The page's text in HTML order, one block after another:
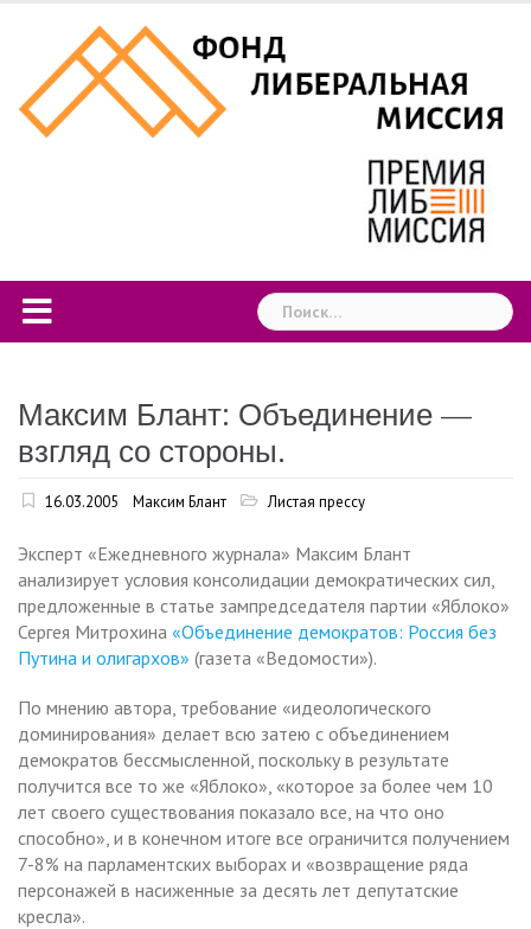
content
Найти:
Максим Блант: Объединение —
взгляд со стороны.
16.03.2005 Максим Блант Листая прессу
Эксперт «Ежедневного журнала» Максим Блант
анализирует условия консолидации демократических сил,
предложенные в статье зампредседателя партии «Яблоко»
Сергея Митрохина «Объединение демократов: Россия без
Путина и олигархов» (газета «Ведомости»).
По мнению автора, требование «идеологического
доминирования» делает всю затею с объединением
демократов бессмысленной, поскольку в результате
получится все то же «Яблоко», «которое за более чем 10
лет своего существования показало все, на что оно
способно», и в конечном итоге все ограничится получением
7-8% на парламентских выборах и «возвращение ряда
персонажей в насиженные за десять лет депутатские
кресла».